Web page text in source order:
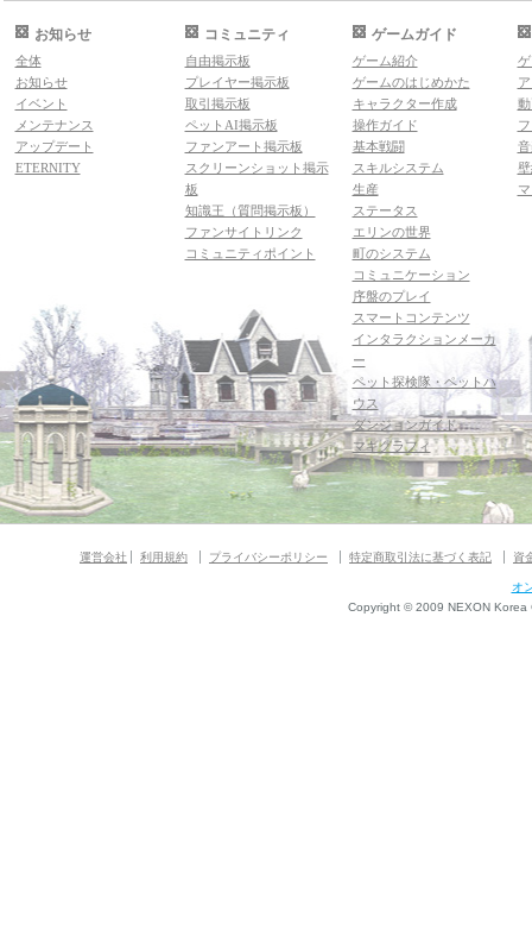
お知らせ
全体
お知らせ
イベント
メンテナンス
アップデート
ETERNITY
コミュニティ
自由掲示板
プレイヤー掲示板
取引掲示板
ペットAI掲示板
ファンアート掲示板
スクリーンショット掲示
板
知識王（質問掲示板）
ファンサイトリンク
コミュニティポイント
ゲームガイド
ゲーム紹介
ゲームのはじめかた
キャラクター作成
操作ガイド
基本戦闘
スキルシステム
生産
ステータス
エリンの世界
町のシステム
コミュニケーション
序盤のプレイ
スマートコンテンツ
インタラクションメーカ
ー
ペット探検隊・ペットハ
ウス
ダンジョンガイド
マギグラフィ
運営会社 利用規約 プライバシーポリシー 特定商取引法に基づく表記 資
オ
Copyright © 2009 NEXON Korea